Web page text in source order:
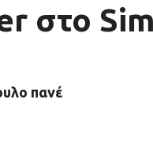
στο
πανέ